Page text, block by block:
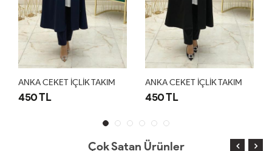
ANKA CEKET İÇLİK TAKIM
450 TL
ANKA CEKET İÇLİK TAKIM
450 TL
Çok Satan Ürünler